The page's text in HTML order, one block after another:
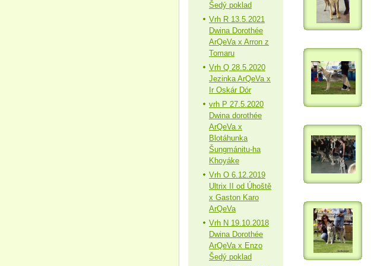
Šedý poklad
Vrh R 13.5.2021
Dwina Dorothée
ArQeVa x Arron z
Tomaru
Vrh Q 28.5.2020
Jezinka ArQeVa x
Ir Oskár Dór
vrh P 27.5.2020
Dwina dorothée
ArQeVa x
Blotáhunka
Šungmánitu-ha
Khoyáke
Vrh O 6.12.2019
Ultrix II od Úhoště
x Gaston Karo
ArQeVa
Vrh N 19.10.2018
Dwina Dorothée
ArQeVa x Enzo
Šedý poklad